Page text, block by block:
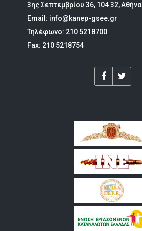
3ης Σεπτεμβρίου 36, 104 32, Αθήνα
Email: info@kanep-gsee.gr
Τηλέφωνο: 210 5218700
Fax: 210 5218754